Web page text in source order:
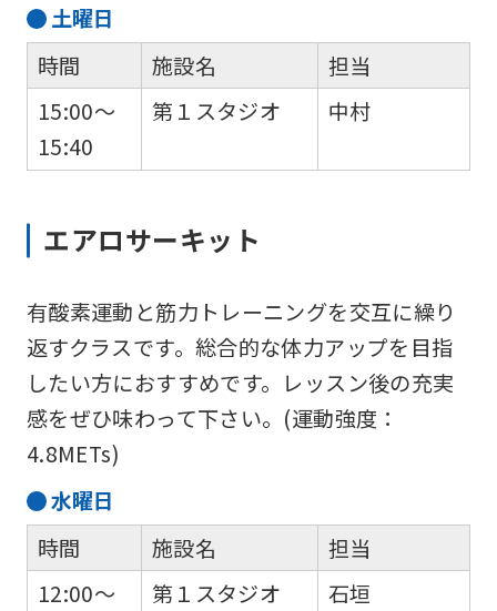
土曜日
時間
15:00～
15:40
施設名
第１スタジオ
担当
中村
エアロサーキット
有酸素運動と筋力トレーニングを交互に繰り
返すクラスです。総合的な体力アップを目指
したい方におすすめです。レッスン後の充実
感をぜひ味わって下さい。(運動強度：
4.8METs)
水曜日
時間
12:00～
施設名
第１スタジオ
担当
石垣
the
Japanese
version
this
will
be
translated
mechanically,
may
be